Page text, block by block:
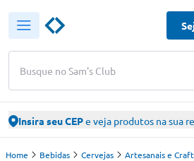
Busque no Sam's Club
Insira seu CEPe veja produtos na sua
Home Bebidas Cervejas Artesanais e Craft